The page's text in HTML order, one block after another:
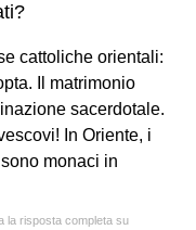
cattoliche orientali:
Il matrimonio
sacerdotale.
In Oriente, i
monaci in
la risposta completa su